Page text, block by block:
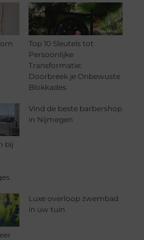
Top 10 Sleutels tot
Persoonlijke
Transformatie:
Doorbreek je Onbewuste
Blokkades
bij
Vind de beste barbershop
in Nijmegen
Luxe overloop zwembad
in uw tuin